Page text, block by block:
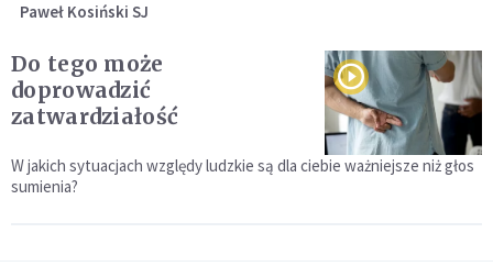
Paweł Kosiński SJ
Do tego może
doprowadzić
zatwardziałość
W jakich sytuacjach względy ludzkie są dla ciebie ważniejsze niż głos
sumienia?